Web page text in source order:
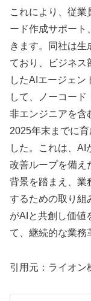
これにより、従業
ード作成サポート
きます。同社は生
ており、ビジネス
したAIエージェン
して、ノーコード
非エンジニアを含
2025年末までに
した。これは、AI
改善ループを備え
背景を踏まえ、業
するための取り組
がAIと共創し価値
て、継続的な業務
引用元：ライオン